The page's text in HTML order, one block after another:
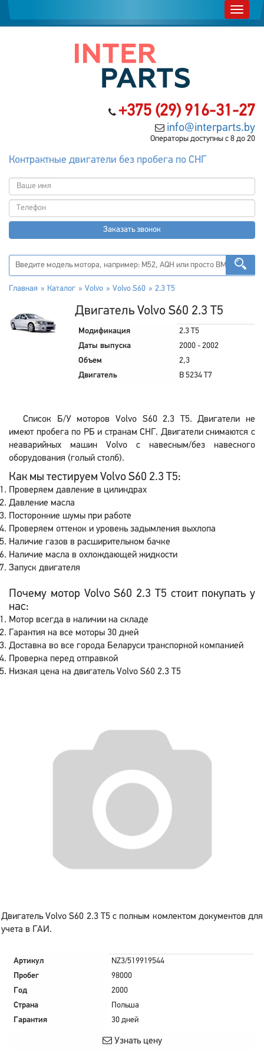
+375 (29) 916-31-27
info@interparts.by
Операторы доступны с 8 до 20
Контрактные двигатели без пробега по СНГ
Заказать звонок
Главная Каталог Volvo Volvo S60 2.3 T5
Двигатель Volvo S60 2.3 T5
Модификация
2.3 T5
Даты выпуска
2000 - 2002
Объем
2,3
Двигатель
B 5234 T7
Список Б/У моторов Volvo S60 2.3 T5. Двигатели не
имеют пробега по РБ и странам СНГ. Двигатели снимаются с
неаварийных машин Volvo с навесным/без навесного
оборудования (голый столб).
Как мы тестируем Volvo S60 2.3 T5:
Проверяем давление в цилиндрах
Давление масла
Посторонние шумы при работе
Проверяем оттенок и уровень задымления выхлопа
Наличие газов в расширительном бачке
Наличие масла в охлождающей жидкости
Запуск двигателя
Почему мотор Volvo S60 2.3 T5 стоит покупать у
нас:
Мотор всегда в наличии на складе
Гарантия на все моторы 30 дней
Доставка во все города Беларуси транспорной компанией
Проверка перед отправкой
Низкая цена на двигатель Volvo S60 2.3 T5
Двигатель Volvo S60 2.3 T5 с полным комлектом документов для
учета в ГАИ.
Артикул
NZ3/519919544
Пробег
98000
Год
2000
Страна
Польша
Гарантия
30 дней
Узнать цену